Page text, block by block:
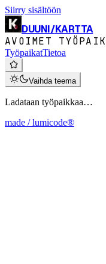
Siirry sisältöön
DUUNI/KARTTA
AVOIMET
TyöpaikatTietoa
Vaihda teema
Ladataan työpaikkaa…
made / lumicode®